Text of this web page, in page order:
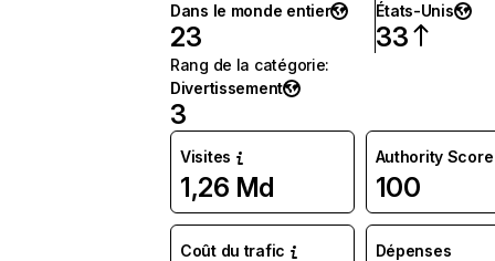
Dans le monde entier
23
États-Unis
33
Rang de la catégorie:
Divertissement
3
Visites
1,26 Md
Authority Score
100
Coût du trafic
Dépenses